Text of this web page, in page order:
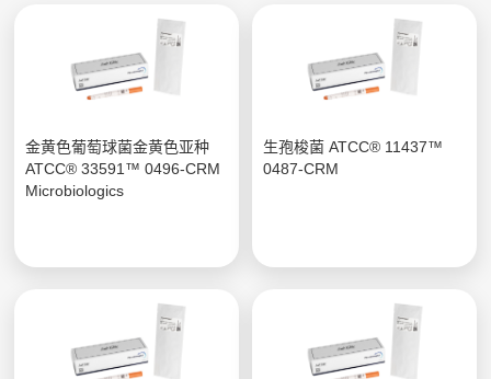
金黄色葡萄球菌金黄色亚种
ATCC® 33591™ 0496-CRM
Microbiologics
生孢梭菌 ATCC® 11437™
0487-CRM